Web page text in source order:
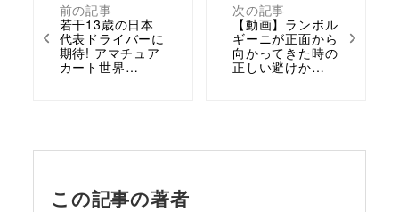
前の記事
若干13歳の日本
代表ドライバーに
期待! アマチュア
カート世界…
次の記事
【動画】ランボル
ギーニが正面から
向かってきた時の
正しい避けか…
この記事の著者